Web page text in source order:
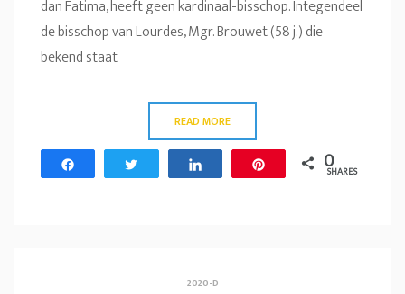
dan Fatima, heeft geen kardinaal-bisschop. Integendeel
de bisschop van Lourdes, Mgr. Brouwet (58 j.) die
bekend staat
READ MORE
0
SHARES
2020-D